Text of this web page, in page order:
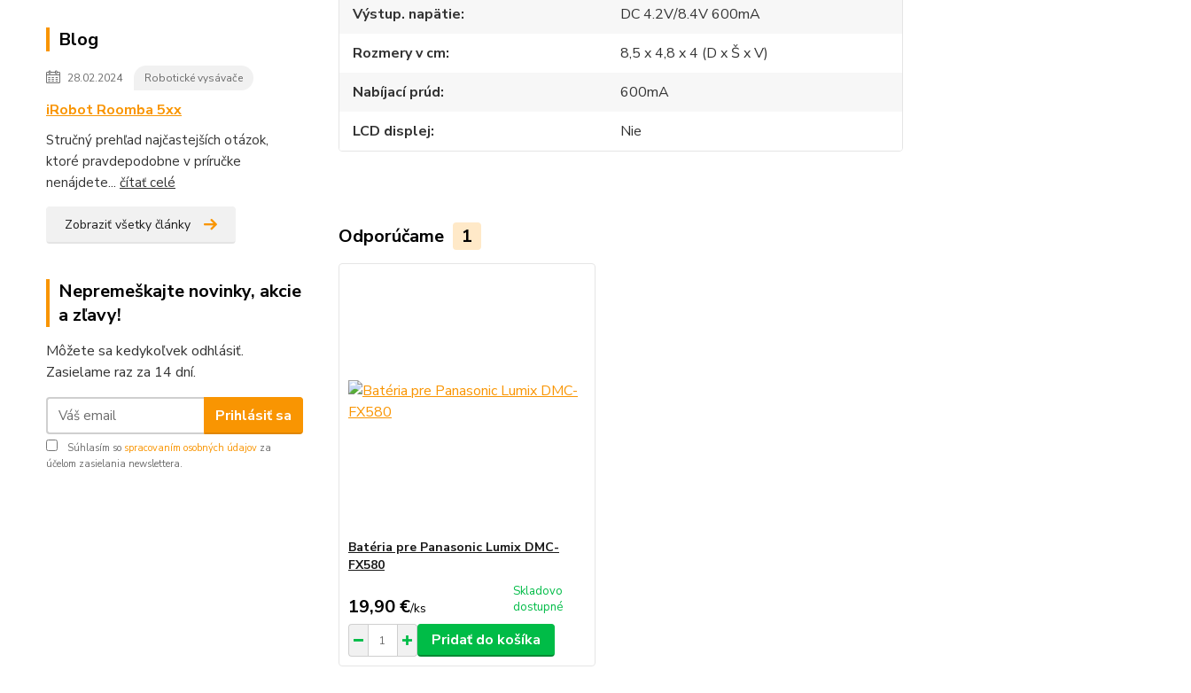
Blog
28.02.2024 Robotické vysávače
iRobot Roomba 5xx
Stručný prehľad najčastejších otázok,
ktoré pravdepodobne v príručke
nenájdete... čítať celé
Zobraziť všetky články
Nepremeškajte novinky, akcie
a zľavy!
Môžete sa kedykoľvek odhlásiť.
Zasielame raz za 14 dní.
Prihlásiť sa
Súhlasím so spracovaním osobných údajov za
účelom zasielania newslettera.
Výstup. napätie
DC 4.2V/8.4V 600mA
Rozmery v cm
8,5 x 4,8 x 4 (D x Š x V)
Nabíjací prúd
600mA
LCD displej
Nie
Odporúčame 1
Batéria pre Panasonic Lumix DMC-
FX580
19,90 €/ks
Skladovo
dostupné
Pridať do košíka